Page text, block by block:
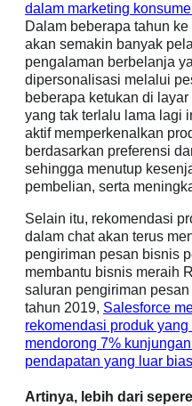
dalam marketing
Dalam beberapa tahun
akan semakin banyak
pengalaman berbelanja
dipersonalisasi melalui
beberapa ketukan di
yang tak terlalu lama lagi
aktif memperkenalkan
berdasarkan preferensi
sehingga menutup
pembelian, serta
Selain itu, rekomendasi
dalam chat akan terus
pengiriman pesan bisnis
membantu bisnis meraih
saluran pengiriman
tahun 2019, Salesforce
rekomendasi produk
mendorong 7%
pendapatan yang luar
Artinya, lebih dari